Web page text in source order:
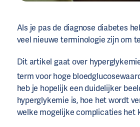
Als je pas de diagnose diabetes
veel nieuwe terminologie zijn om
Dit artikel gaat over
term voor hoge
heb je hopelijk een duidelijker
hyperglykemie is, hoe het wordt
welke mogelijke complicaties het